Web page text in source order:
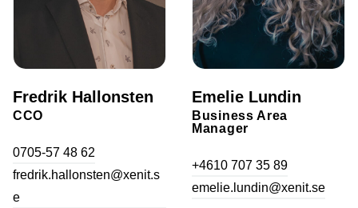
Fredrik Hallonsten
CCO
0705-57 48 62
fredrik.hallonsten@xenit.s
e
Emelie Lundin
Business Area
Manager
+4610 707 35 89
emelie.lundin@xenit.se